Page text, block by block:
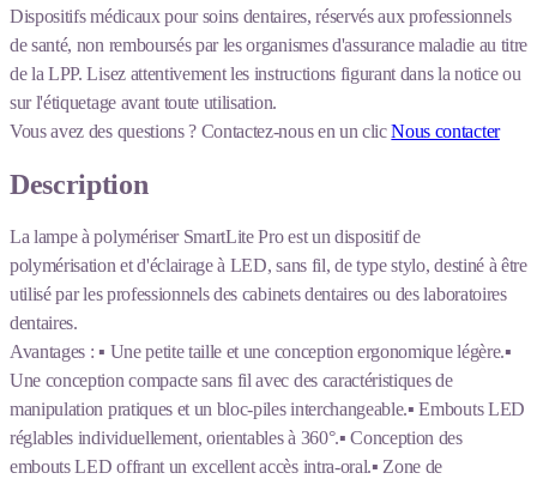
Dispositifs médicaux pour soins dentaires, réservés aux professionnels
de santé, non remboursés par les organismes d'assurance maladie au titre
de la LPP. Lisez attentivement les instructions figurant dans la notice ou
sur l'étiquetage avant toute utilisation.
Vous avez des questions ? Contactez-nous en un clicNous contacter
Description
La lampe à polymériser SmartLite Pro est un dispositif de
polymérisation et d'éclairage à LED, sans fil, de type stylo, destiné à être
utilisé par les professionnels des cabinets dentaires ou des laboratoires
dentaires.
Avantages : ▪ Une petite taille et une conception ergonomique légère.▪
Une conception compacte sans fil avec des caractéristiques de
manipulation pratiques et un bloc-piles interchangeable.▪ Embouts LED
réglables individuellement, orientables à 360°.▪ Conception des
embouts LED offrant un excellent accès intra-oral.▪ Zone de